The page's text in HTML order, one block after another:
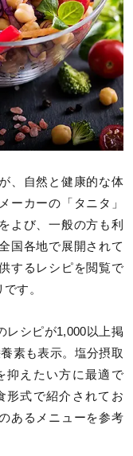
、自然と健康的な体
ーカーの「タニタ」
よび、一般の方も利
国各地で展開されて
するレシピを閲覧で
す。
レシピが1,000以上掲
素も表示。塩分摂取
抑えたい方に最適で
形式で紹介されてお
あるメニューを参考